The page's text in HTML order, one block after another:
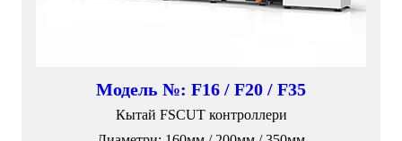
Модель №: F16 / F20 / F35
Кытай FSCUT контроллери